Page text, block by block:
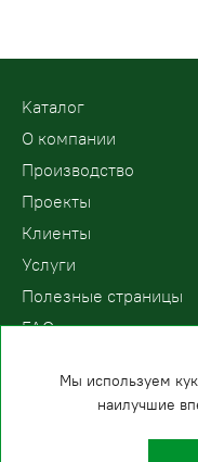
Kаталог
О компании
Производство
Проекты
Клиенты
Услуги
Полезные страницы
FAQ
Мы используем
наилучшие